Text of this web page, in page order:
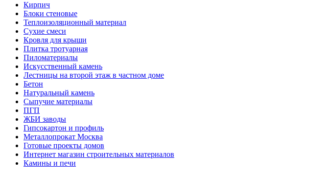
Кирпич
Блоки стеновые
Теплоизоляционный материал
Сухие смеси
Кровля для крыши
Плитка тротуарная
Пиломатериалы
Искусственный камень
Лестницы на второй этаж в частном доме
Бетон
Натуральный камень
Сыпучие материалы
ПГП
ЖБИ заводы
Гипсокартон и профиль
Металлопрокат Москва
Готовые проекты домов
Интернет магазин строительных материалов
Камины и печи